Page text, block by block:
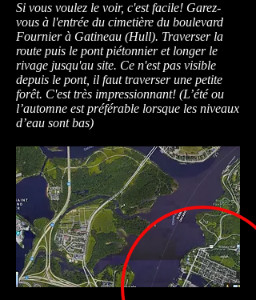
Si vous voulez le voir, c'est facile! Garez-
vous à l'entrée du cimetière du boulevard
Fournier à Gatineau (Hull). Traverser la
route puis le pont piétonnier et longer le
rivage jusqu'au site. Ce n'est pas visible
depuis le pont, il faut traverser une petite
forêt. C'est très impressionnant! (L’été ou
l’automne est préférable lorsque les niveaux
d’eau sont bas)